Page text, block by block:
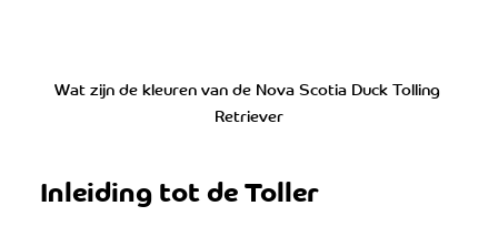
Wat zijn de kleuren van de Nova Scotia Duck Tolling
Retriever
Inleiding tot de Toller